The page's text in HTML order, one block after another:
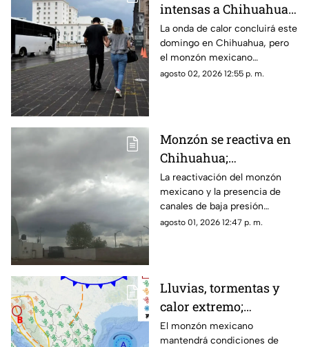
intensas a Chihuahua;
esta fecha termina la
onda de calor
La onda de calor concluirá este
domingo en Chihuahua, pero
el monzón mexicano
mantendrá lluvias fuertes,
agosto 02, 2026 12:55 p. m.
Monzón se reactiva en
Chihuahua;
pronostican lluvias,
fuertes vientos y
temperaturas de hasta
39°C
La reactivación del monzón
mexicano y la presencia de
canales de baja presión
provocarán lluvias, fuertes
agosto 01, 2026 12:47 p. m.
Lluvias, tormentas y
calor extremo;
pronóstico del clima
El monzón mexicano
mantendrá condiciones de